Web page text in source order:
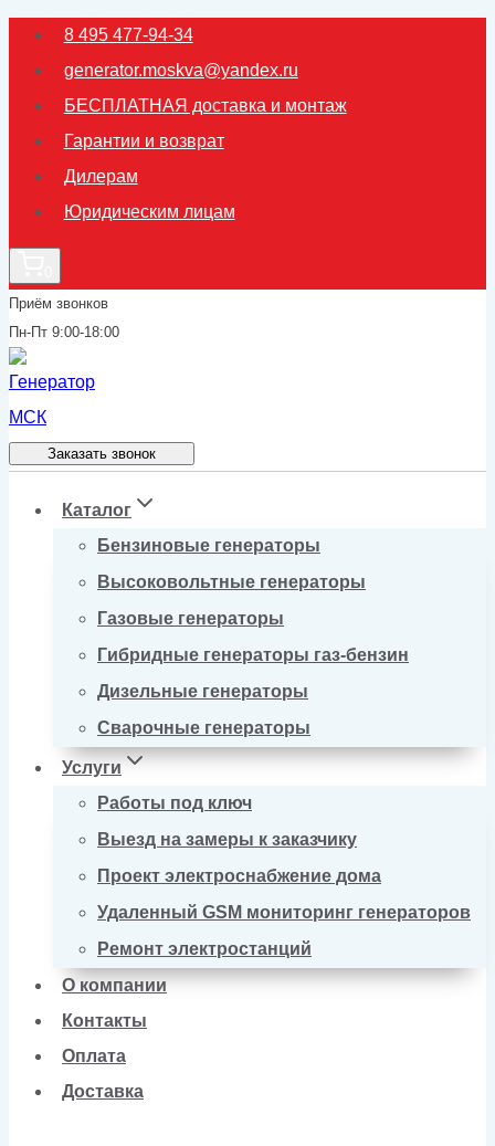
Перейти
содержимому
8 495 477-94-34
generator.moskva@yandex.ru
БЕСПЛАТНАЯ доставка и монтаж
Гарантии и возврат
Дилерам
Юридическим лицам
Приём звонков
Пн-Пт 9:00-18:00
Заказать звонок
Каталог
Бензиновые генераторы
Высоковольтные генераторы
Газовые генераторы
Гибридные генераторы газ-бензин
Дизельные генераторы
Сварочные генераторы
Услуги
Работы под ключ
Выезд на замеры к заказчику
Проект электроснабжение дома
Удаленный GSM мониторинг генераторов
Ремонт электростанций
О компании
Контакты
Оплата
Доставка